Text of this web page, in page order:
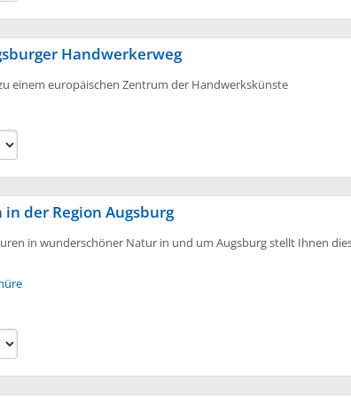
Handwerkerweg
einem europäischen Zentrum der Handwerkskünste
der Region Augsburg
in wunderschöner Natur in und um Augsburg stellt Ihnen